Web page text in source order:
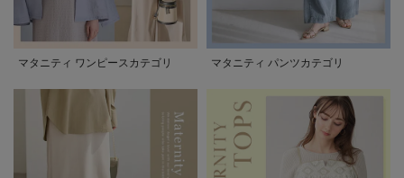
マタニティ ワンピースカテゴリ マタニティ パンツカテゴリ